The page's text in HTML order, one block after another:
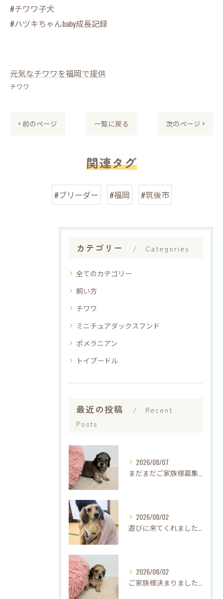
#チワワ子犬
#ハヅキちゃんbaby成長記録
元気なチワワを福岡で提供
チワワ
< 前のページ 一覧に戻る 次のページ >
関連タグ
#ブリーダー #福岡 #筑後市
カテゴリー Categories
全てのカテゴリー
飼い方
チワワ
ミニチュアダックスフンド
ポメラニアン
トイプードル
最近の投稿
Recent
Posts
2026/08/07
2026/08/02
2026/08/02